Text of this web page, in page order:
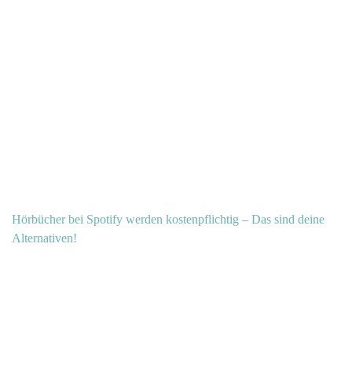
Hörbücher bei Spotify werden kostenpflichtig – Das sind deine
Alternativen!